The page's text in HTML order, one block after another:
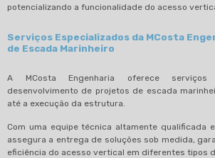
potencializando a funcionalidade do acesso
Serviços Especializados da MCosta
de Escada Marinheiro
A MCosta Engenharia oferece
desenvolvimento de projetos de escada
até a execução da estrutura.
Com uma equipe técnica altamente qualificada
assegura a entrega de soluções sob medida,
eficiência do acesso vertical em diferentes tipos